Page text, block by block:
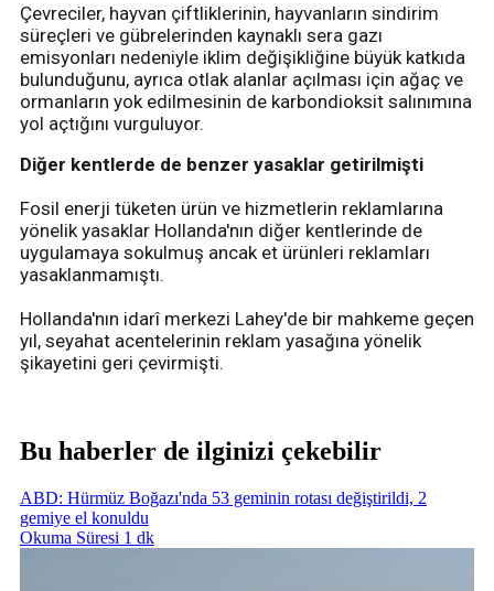
Çevreciler, hayvan çiftliklerinin, hayvanların sindirim
süreçleri ve gübrelerinden kaynaklı sera gazı
emisyonları nedeniyle iklim değişikliğine büyük katkıda
bulunduğunu, ayrıca otlak alanlar açılması için ağaç ve
ormanların yok edilmesinin de karbondioksit salınımına
yol açtığını vurguluyor.
Diğer kentlerde de benzer yasaklar getirilmişti
Fosil enerji tüketen ürün ve hizmetlerin reklamlarına
yönelik yasaklar Hollanda'nın diğer kentlerinde de
uygulamaya sokulmuş ancak et ürünleri reklamları
yasaklanmamıştı.
Hollanda'nın idarî merkezi Lahey'de bir mahkeme geçen
yıl, seyahat acentelerinin reklam yasağına yönelik
şikayetini geri çevirmişti.
Bu haberler de ilginizi çekebilir
ABD: Hürmüz Boğazı'nda 53 geminin rotası değiştirildi, 2
gemiye el konuldu
Okuma Süresi 1 dk